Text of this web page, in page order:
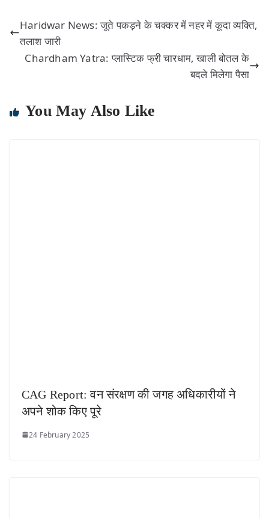
Haridwar News: जूते पकड़ने के चक्कर में नहर में कूदा व्यक्ति,
तलाश जारी
Chardham Yatra: प्लास्टिक फ्री चारधाम, खाली बोतल के
बदले मिलेगा पैसा
You May Also Like
CAG Report: वन संरक्षण की जगह अधिकारीयों ने
अपने शोक किए पूरे
24 February 2025